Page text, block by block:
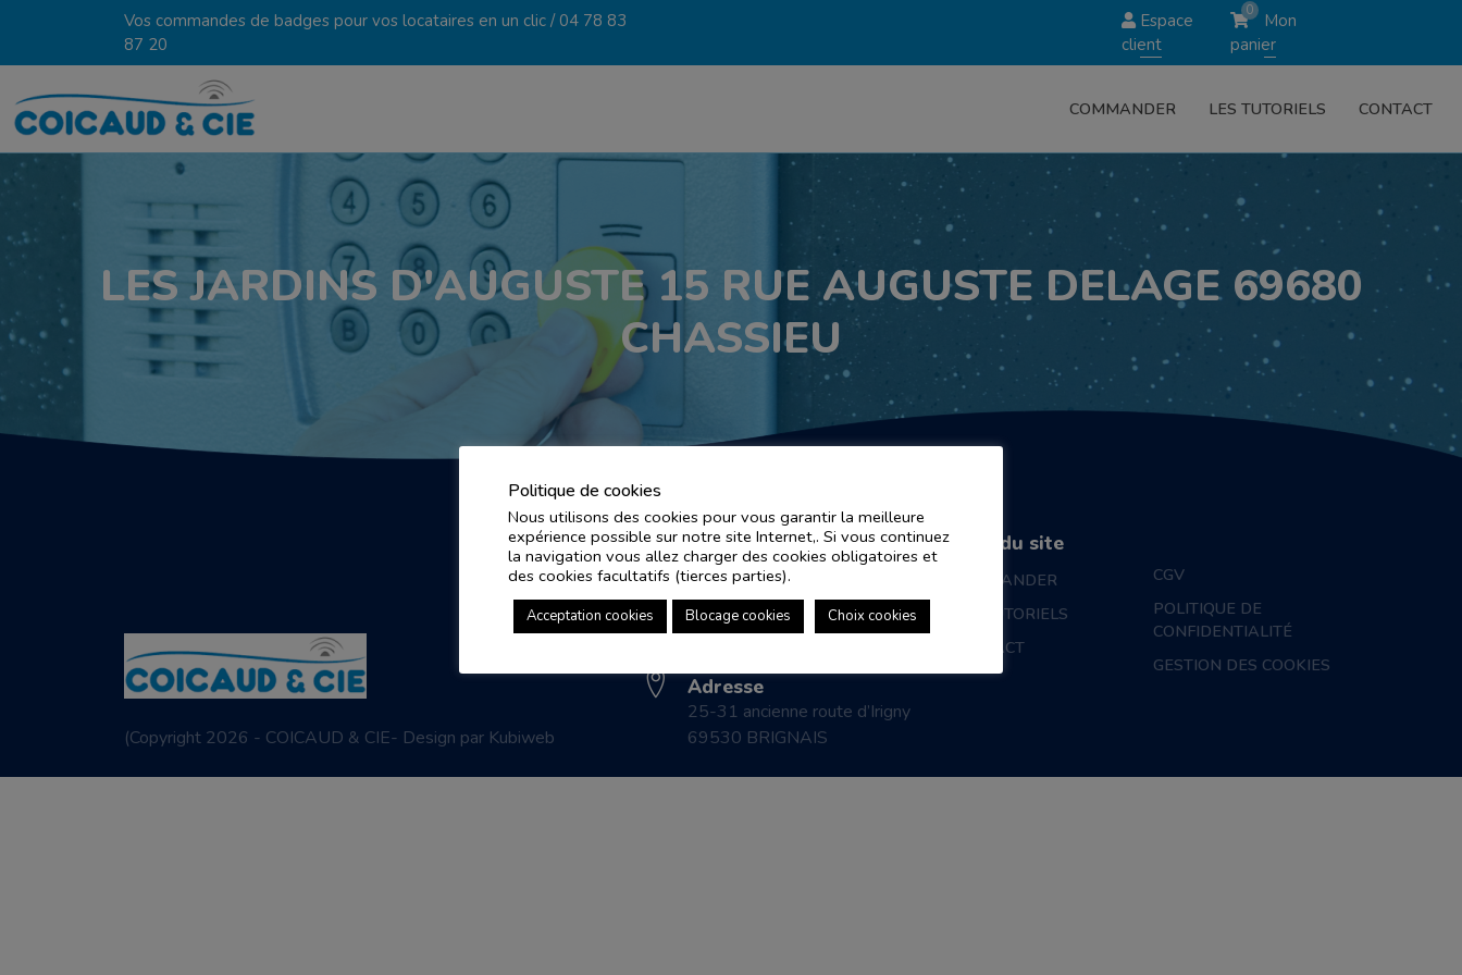
Vos commandes de badges pour vos locataires en un clic /04 78 83
87 20
Espace
client
0
Mon
panier
COMMANDER LES TUTORIELS CONTACT
LES JARDINS D'AUGUSTE 15 RUE AUGUSTE DELAGE 69680
CHASSIEU
(Copyright 2026 - COICAUD & CIE- Design par Kubiweb
Adresse e-mail
controle.coicaud@ascenseurnsa.fr
Numéro de téléphone
04 78 83 87 20
Adresse
25-31 ancienne route d’Irigny
69530 BRIGNAIS
Plan du site
COMMANDER
LES TUTORIELS
CONTACT
CGV
POLITIQUE DE
CONFIDENTIALITÉ
GESTION DES COOKIES
Politique de cookies
Nous utilisons des cookies pour vous garantir la meilleure
expérience possible sur notre site Internet,. Si vous continuez
la navigation vous allez charger des cookies obligatoires et
des cookies facultatifs (tierces parties).
Acceptation cookies Blocage cookies Choix cookies